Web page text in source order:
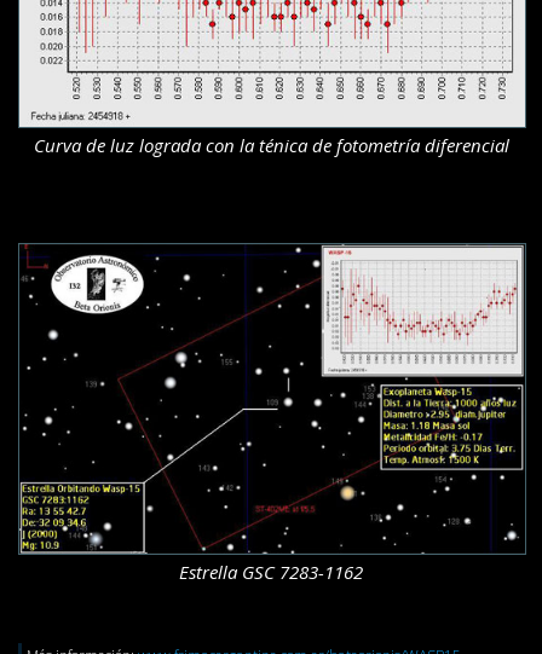
Curva de luz lograda con la ténica de fotometría diferencial
Estrella GSC 7283-1162